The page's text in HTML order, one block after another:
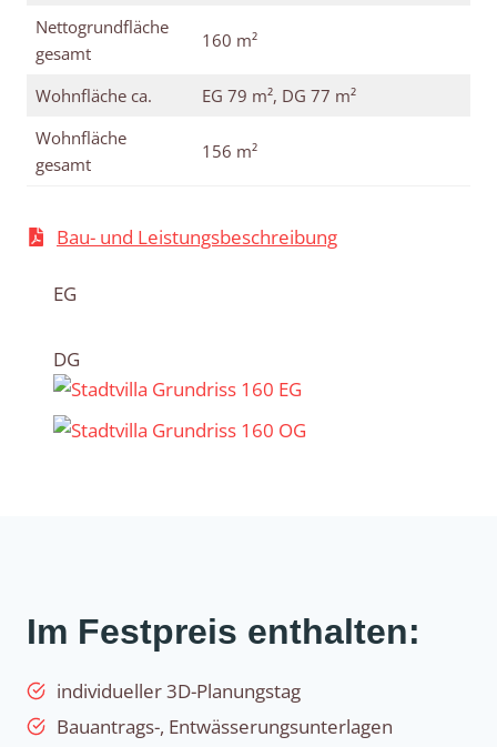
Nettogrundfläche
gesamt
160 m²
Wohnfläche ca.
EG 79 m², DG 77 m²
Wohnfläche
gesamt
156 m²
Bau- und Leistungsbeschreibung
EG
DG
Im Festpreis enthalten:
individueller 3D-Planungstag
Bauantrags-, Entwässerungsunterlagen